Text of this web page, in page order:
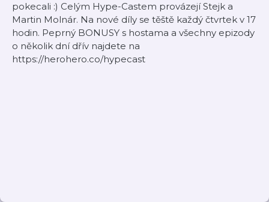
pokecali :) Celým Hype-Castem provázejí Stejk a
Martin Molnár. Na nové díly se těště každý čtvrtek v 17
hodin. Peprný BONUSY s hostama a všechny epizody
o několik dní dřív najdete na
https://herohero.co/hypecast